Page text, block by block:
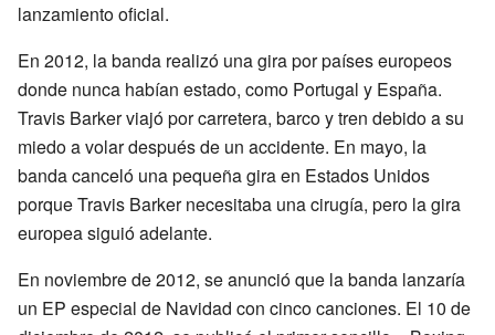
lanzamiento oficial.
En 2012, la banda realizó una gira por países europeos
donde nunca habían estado, como Portugal y España.
Travis Barker viajó por carretera, barco y tren debido a su
miedo a volar después de un accidente. En mayo, la
banda canceló una pequeña gira en Estados Unidos
porque Travis Barker necesitaba una cirugía, pero la gira
europea siguió adelante.
En noviembre de 2012, se anunció que la banda lanzaría
un EP especial de Navidad con cinco canciones. El 10 de